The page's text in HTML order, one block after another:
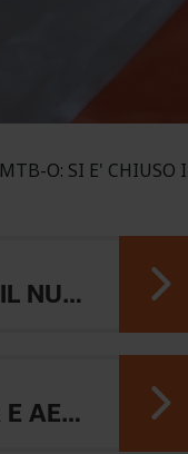
MTB-O: SI E' CHIUSO
AZIMUT MAGAZINE: IL NUOVO NUMERO
WORLDCUP: KRIVDA E AEBERSOLD VINCONO LA MIDDLE